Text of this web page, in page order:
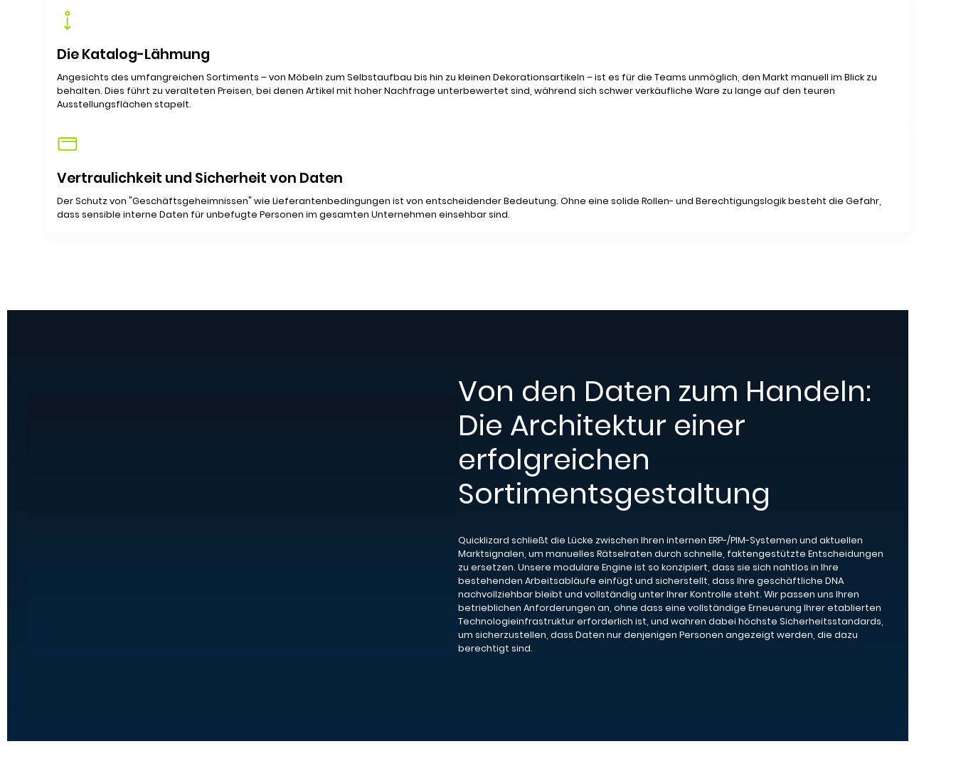
Die Katalog-Lähmung
Angesichts des umfangreichen Sortiments – von Möbeln zum Selbstaufbau bis hin zu kleinen Dekorationsartikeln – ist es für die Teams unmöglich, den Markt manuell im Blick zu
behalten. Dies führt zu veralteten Preisen, bei denen Artikel mit hoher Nachfrage unterbewertet sind, während sich schwer verkäufliche Ware zu lange auf den teuren
Ausstellungsflächen stapelt.
Vertraulichkeit und Sicherheit von Daten
Der Schutz von "Geschäftsgeheimnissen" wie Lieferantenbedingungen ist von entscheidender Bedeutung. Ohne eine solide Rollen- und Berechtigungslogik besteht die Gefahr,
dass sensible interne Daten für unbefugte Personen im gesamten Unternehmen einsehbar sind.
Von den Daten zum Handeln:
Die Architektur einer
erfolgreichen
Sortimentsgestaltung
Quicklizard schließt die Lücke zwischen Ihren internen ERP-/PIM-Systemen und aktuellen
Marktsignalen, um manuelles Rätselraten durch schnelle, faktengestützte Entscheidungen
zu ersetzen. Unsere modulare Engine ist so konzipiert, dass sie sich nahtlos in Ihre
bestehenden Arbeitsabläufe einfügt und sicherstellt, dass Ihre geschäftliche DNA
nachvollziehbar bleibt und vollständig unter Ihrer Kontrolle steht. Wir passen uns Ihren
betrieblichen Anforderungen an, ohne dass eine vollständige Erneuerung Ihrer etablierten
Technologieinfrastruktur erforderlich ist, und wahren dabei höchste Sicherheitsstandards,
um sicherzustellen, dass Daten nur denjenigen Personen angezeigt werden, die dazu
berechtigt sind.